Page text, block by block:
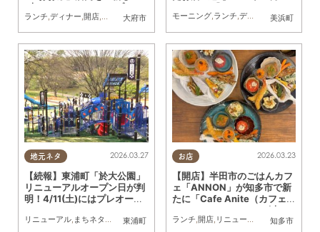
大府市
(木)リニューアルオープン／
ちたまる広告
ランチ ディナー 開店 リニューアル KURUTOHP 美浜町
モーニング,ランチ,ディナー ,アルコール
地元ネタ
東浦町
2026.03.27
【続報】東浦町「於大公園」
リニューアルオープン日が判
明！4/11(土)にはプレオープ
リニューアル まちネタ ,家族,公園
お店
知多市
2026.03.23
【開店】半田市のごはんカフ
ェ「ANNON」が知多市で新
たに「Cafe Anite（カフェア
ニット）」として3/19(木)オ
ープン
ランチ 開店, リニューアル 夫婦,カップル